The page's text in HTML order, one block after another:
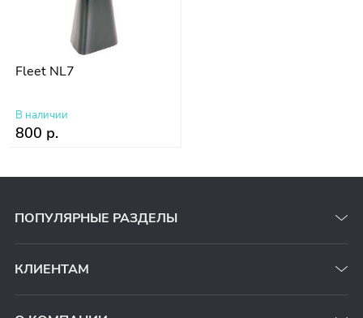
Fleet NL7
В наличии
800 р.
ПОПУЛЯРНЫЕ РАЗДЕЛЫ
КЛИЕНТАМ